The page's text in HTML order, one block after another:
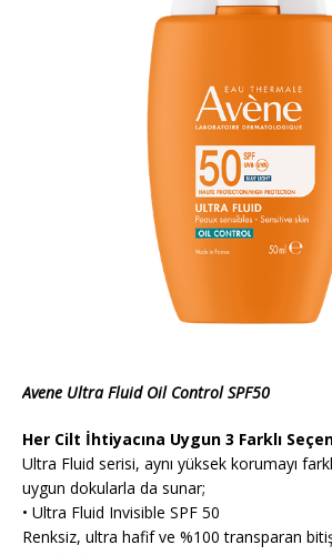
Avene Ultra Fluid Oil Control SPF50
Her Cilt İhtiyacına Uygun 3 Farklı
Ultra Fluid serisi, aynı yüksek korumayı
uygun dokularla da sunar;
• Ultra Fluid Invisible SPF 50
Renksiz, ultra hafif ve %100 transparan